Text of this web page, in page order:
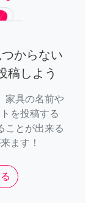
からない
稿しよう
家具の名前や
を投稿する
ことが出来る
ます！